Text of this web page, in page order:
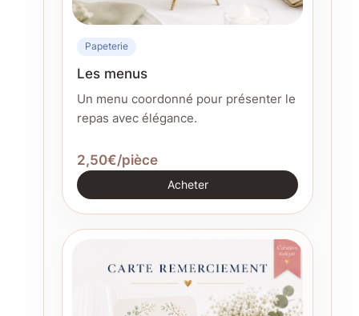
Papeterie
Les menus
Un menu coordonné pour présenter le
repas avec élégance.
2,50€/pièce
Acheter